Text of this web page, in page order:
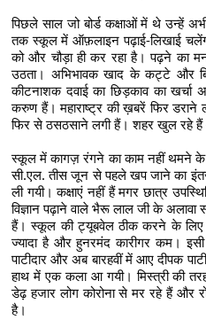
पिछले साल जो बोर्ड कक्षाओं में थे उन्हें
तक स्कूल में ऑफ़लाइन पढ़ाई-लिखाई
को और चौड़ा ही कर रहा है। पढ़ने का
उठता। अभिभावक खाद के कट्टे और
कीटनाशक दवाई का छिड़काव का
करुण हैं। महाराष्ट्र की ख़बरें फिर डराने
फिर से ठसठसाने लगी हैं। शहर खुल रहे हैं
स्कूल में कागज़ रंगने का काम नहीं थमने के
सी.एल. तीस जून से पहले खप जाने का
ली गयी। कक्षाएं नहीं हैं मगर छात्र
विज्ञान पढ़ाने वाले भैरू लाल जी के
हैं। स्कूल की ट्यूबवेल ठीक करने के लिए
ज्यादा है और हुनरमंद कारीगर कम।
पाटीदार और अब बारहवीं में आए दीपक
हाथ में एक कला आ गयी। मिस्त्री की
डेढ़ हजार लोग कोरोना से मर रहे हैं और
है।